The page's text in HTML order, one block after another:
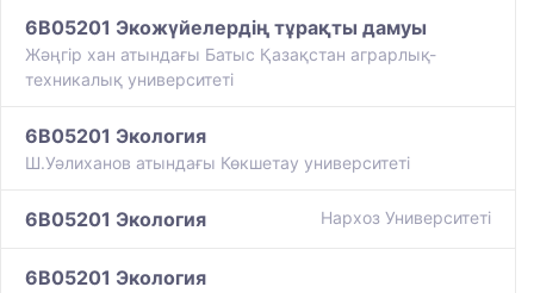
6B05201 Экожүйелердің тұрақты дамуы
Жәңгір хан атындағы Батыс Қазақстан аграрлық-
техникалық университеті
6B05201 Экология
Ш.Уәлиханов атындағы Көкшетау университетi
6B05201 Экология Нархоз Университеті
6B05201 Экология